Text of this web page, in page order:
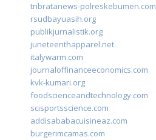
tribratanews-polreskebumen.com
rsudbayuasih.org
publikjurnalistik.org
juneteenthapparel.net
italywarm.com
journaloffinanceeconomics.com
kvk-kumari.org
foodscienceandtechnology.com
scisportsscience.com
addisababacuisineaz.com
burgerimcamas.com